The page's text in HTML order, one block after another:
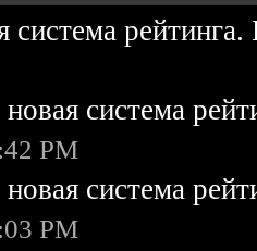
система
система
PM
система
PM